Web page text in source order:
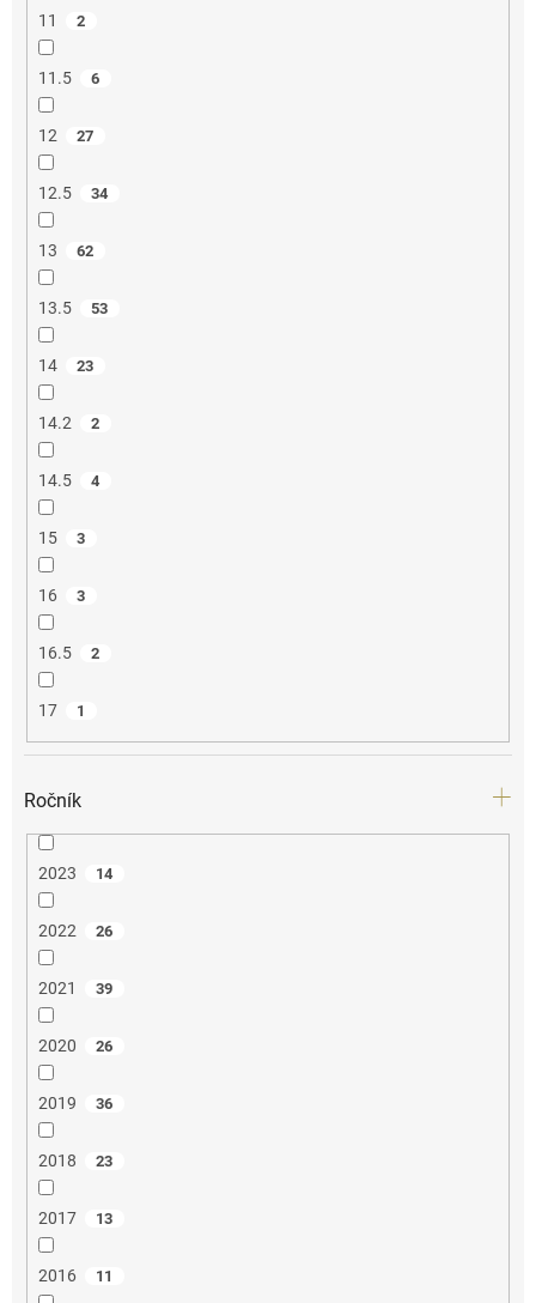
11 2
11.5 6
12 27
12.5 34
13 62
13.5 53
14 23
14.2 2
14.5 4
15 3
16 3
16.5 2
17 1
Ročník
2023 14
2022 26
2021 39
2020 26
2019 36
2018 23
2017 13
2016 11